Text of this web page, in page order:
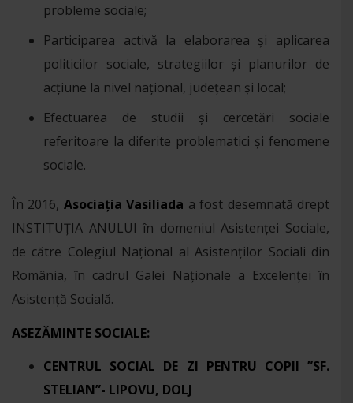
probleme sociale;
Participarea activă la elaborarea și aplicarea
politicilor sociale, strategiilor și planurilor de
acțiune la nivel național, județean și local;
Efectuarea de studii și cercetări sociale
referitoare la diferite problematici și fenomene
sociale.
În 2016, Asociația Vasiliada a fost desemnată drept
INSTITUȚIA ANULUI în domeniul Asistenței Sociale,
de către Colegiul Național al Asistenților Sociali din
România, în cadrul Galei Naționale a Excelenței în
Asistență Socială.
ASEZĂMINTE SOCIALE:
CENTRUL SOCIAL DE ZI PENTRU COPII ”SF.
STELIAN”- LIPOVU, DOLJ